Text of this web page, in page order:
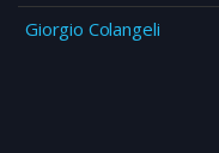
Giorgio Colangeli